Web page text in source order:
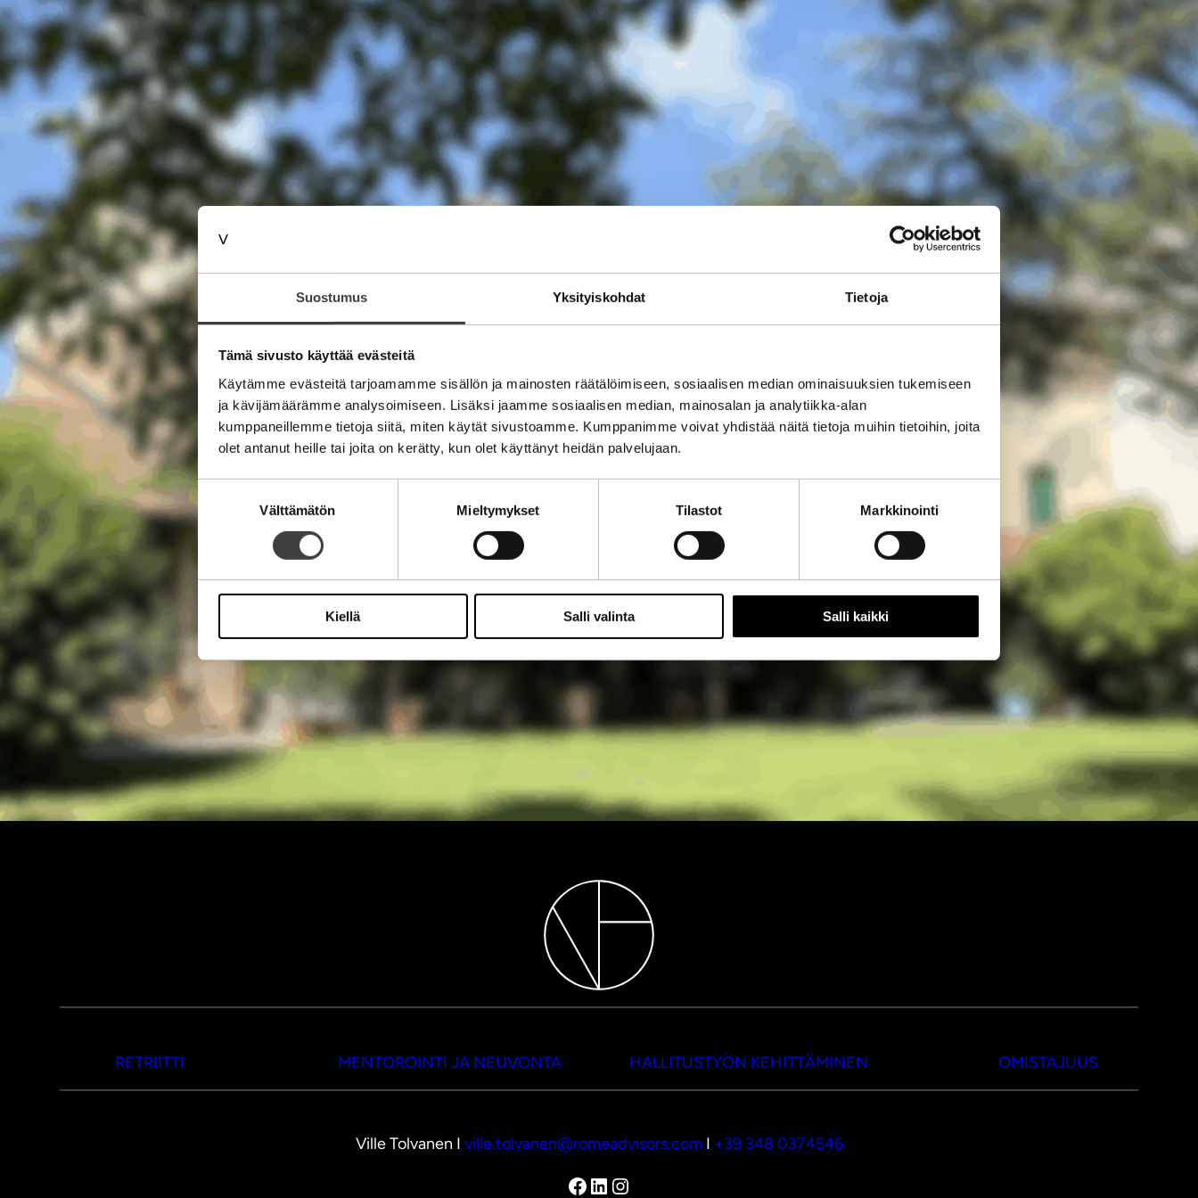
Suostumus Yksityiskohdat Tietoja
Tämä sivusto käyttää evästeitä
Käytämme evästeitä tarjoamamme sisällön ja mainosten räätälöimiseen, sosiaalisen median ominaisuuksien tukemiseen
ja kävijämäärämme analysoimiseen. Lisäksi jaamme sosiaalisen median, mainosalan ja analytiikka-alan
kumppaneillemme tietoja siitä, miten käytät sivustoamme. Kumppanimme voivat yhdistää näitä tietoja muihin tietoihin, joita
olet antanut heille tai joita on kerätty, kun olet käyttänyt heidän palvelujaan.
valinta
Välttämätön Mieltymykset Tilastot Markkinointi
Kiellä Salli valinta Salli kaikki
RETRIITTI MENTOROINTI JA NEUVONTA HALLITUSTYÖN KEHITTÄMINEN OMISTAJUUS
Ville Tolvanen I ville.tolvanen@romeadvisors.comI +39 348 0374546
Facebook
LinkedIn
Instagram